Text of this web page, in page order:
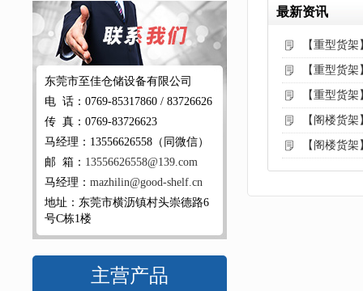
东莞市至佳仓储设备有限公司
电 话：0769-85317860 / 83726626
传 真：0769-83726623
马经理：13556626558（同微信）
邮 箱： 13556626558@139.com
马经理： mazhilin@good-shelf.cn
地址：东莞市横沥镇村头崇德路6
号C栋1楼
主营产品
最新资讯
【重型货
【重型货
【重型货
【阁楼货
【阁楼货